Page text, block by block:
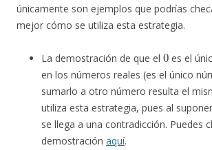
únicamente son ejemplos que podrías
mejor cómo se utiliza esta estrategia.
La demostración de que el
0
es el
en los números reales (es el único
sumarlo a otro número resulta el
utiliza esta estrategia, pues al
se llega a una contradicción. Puedes
demostración aquí.